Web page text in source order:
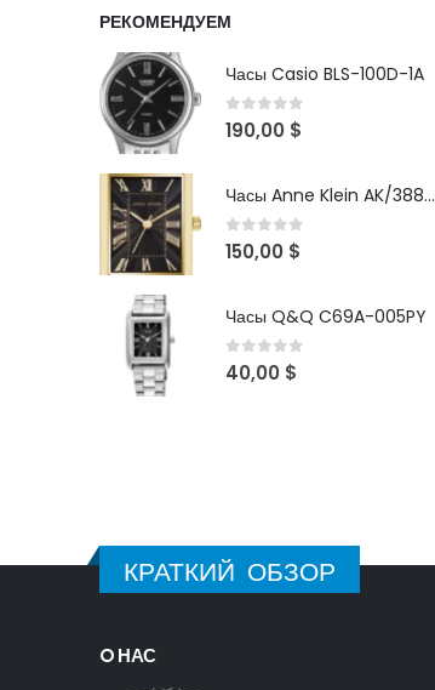
РЕКОМЕНДУЕМ
Часы Casio BLS-100D-1A
0out of 5
190,00 $
Часы Anne Klein AK/3882BKGB
0out of 5
150,00 $
Часы Q&Q C69A-005PY
0 out of 5
40,00 $
КРАТКИЙ ОБЗОР
O НАС